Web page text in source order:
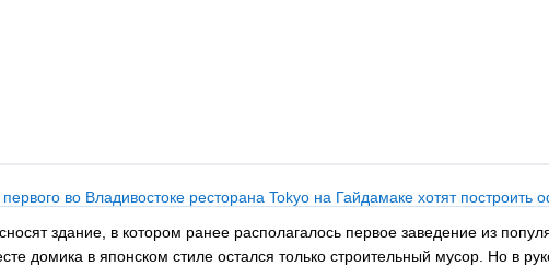
во Владивостоке ресторана Tokyo на Гайдамаке хотят
здание, в котором ранее располагалось первое заведение из
домика в японском стиле остался только строительный мусор. Но в